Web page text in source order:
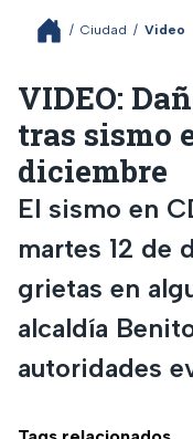
/ Ciudad / Video
VIDEO:
tras sismo
diciembre
El sismo en
martes 12 de
grietas en
alcaldía
autoridades